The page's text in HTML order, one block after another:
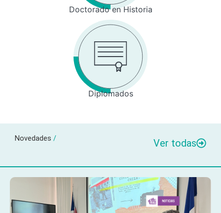
Doctorado en Historia
Diplomados
Novedades / Ver todas